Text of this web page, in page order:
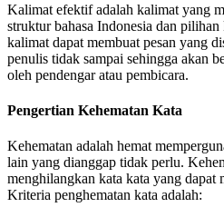
Kalimat efektif adalah kalimat yang
struktur bahasa Indonesia dan
kalimat dapat membuat pesan yang
penulis tidak sampai sehingga akan
oleh pendengar atau pembicara.
Pengertian Kehematan Kata
Kehematan adalah hemat
lain yang dianggap tidak perlu.
menghilangkan kata kata yang dapat
Kriteria penghematan kata adalah: